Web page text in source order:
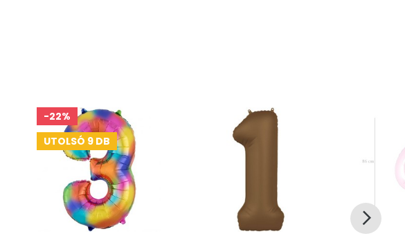
-22%
UTOLSÓ 9 DB